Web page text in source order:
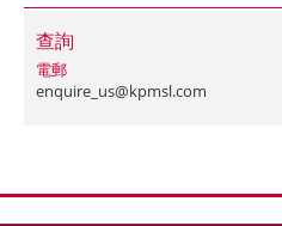
查詢
電郵
enquire_us@kpmsl.com